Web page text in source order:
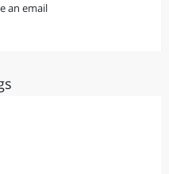
an email